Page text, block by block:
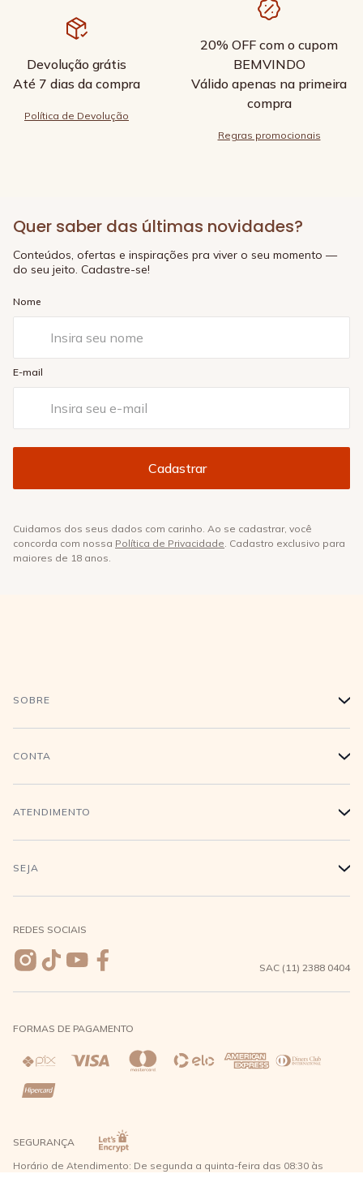
Devolução grátis
Até 7 dias da compra
Política de Devolução
20% OFF com o cupom
BEMVINDO
Válido apenas na primeira
compra
Regras promocionais
Quer saber das últimas novidades?
Conteúdos, ofertas e inspirações pra viver o seu momento —
do seu jeito. Cadastre-se!
Nome
E-mail
Cuidamos dos seus dados com carinho. Ao se cadastrar, você
concorda com nossa Política de Privacidade. Cadastro exclusivo para
maiores de 18 anos.
SOBRE +
História
Conecte-se
CONTA +
Login
Meus pedidos
Wishlist
ATENDIMENTO +
Compra Segura
Entrega e Frete
Trocas e Devoluções
Direito de Arrependimento
Política de Privacidade
SEJA +
REDES SOCIAIS
SAC (11) 2388 0404
FORMAS DE PAGAMENTO
SEGURANÇA
Horário de Atendimento: De segunda a quinta-feira das 08:30 às